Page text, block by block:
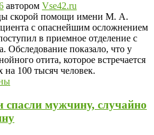
автором Vse42.ru
скорой помощи имени М. А.
с опаснейшим осложнением
в приемное отделение с
Обследование показало, что у
отита, которое встречается
на 100 тысяч человек.
спасли мужчину, случайно